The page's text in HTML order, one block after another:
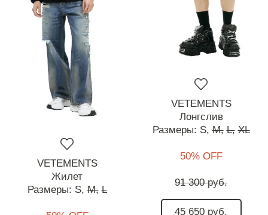
VETEMENTS
Жилет
Размеры: S, M, L
VETEMENTS
Лонгслив
Размеры: S, M, L, XL
50% OFF
91 300 руб.
45 650 руб.